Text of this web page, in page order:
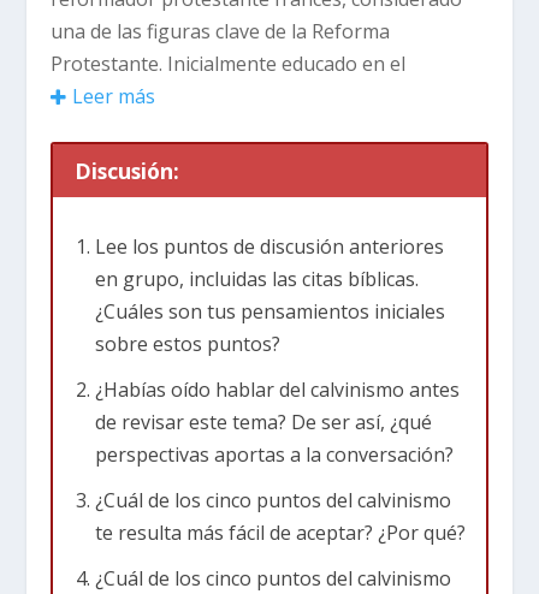
una de las figuras clave de la Reforma
Protestante. Inicialmente educado en el
catolicismo, adoptó las ideas de Martín Lutero y
absoluta de Dios y la predestinación.
cristiana , una obra fundamental que sistematizó
la teología reformada. Se estableció en Ginebra,
donde implementó un gobierno teocrático y
convirtió la ciudad en un centro del
protestantismo europeo. Su influencia se
extendió a países como Suiza, Holanda, Francia,
Escocia e Inglaterra, dando origen al calvinismo,
de Dios en la salvación.
El calvinismo es una corriente teológica dentro
Leer más
Discusión:
Lee los puntos de discusión anteriores
en grupo, incluidas las citas bíblicas.
¿Cuáles son tus pensamientos iniciales
sobre estos puntos?
¿Habías oído hablar del calvinismo antes
de revisar este tema? De ser así, ¿qué
perspectivas aportas a la conversación?
¿Cuál de los cinco puntos del calvinismo
te resulta más fácil de aceptar? ¿Por qué?
¿Cuál de los cinco puntos del calvinismo